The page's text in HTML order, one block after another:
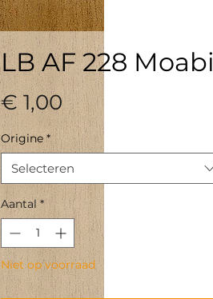
LB AF 228 Moabi
€ 1,00Prijs
Origine *
Selecteren
Aantal *
Niet op voorraad